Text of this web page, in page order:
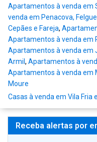
Apartamentos à venda em
venda em Penacova,
Cepães e Fareja,
Apartamentos à venda em
Apartamentos à venda em
Armil , Apartamentos à
Apartamentos à venda em
Moure
Casas à venda em Vila Fria
Receba alertas por